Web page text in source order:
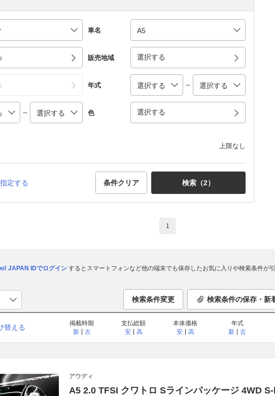
車名
販売地域 選択する
年式 ～
～ 色 選択する
上限なし
定する 条件クリア 検索（2）
1
JAPAN IDでログインするとスマートフォンなど他の端末でも保存したお気に入りや検索条件が引
検索条件変更 検索条件の保存・新
替える
掲載時期
新
古
支払総額
安
高
本体価格
安
高
年式
新
古
アウディ
A5 2.0 TFSI クワトロ Sラインパッケージ